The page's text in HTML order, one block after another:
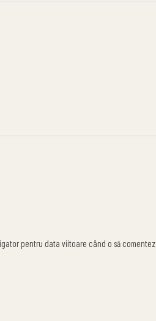
pentru data viitoare când o să comentez.